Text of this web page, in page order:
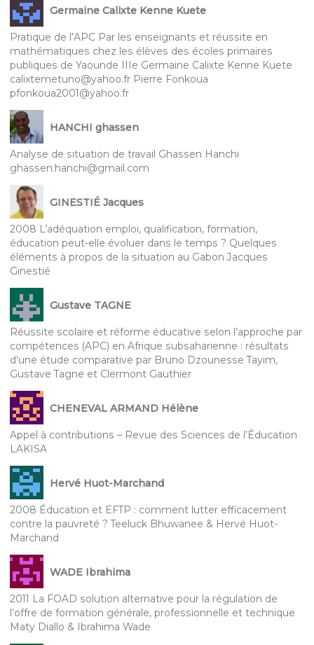
Germaine Calixte Kenne Kuete
Pratique de l’APC Par les enseignants et réussite en
mathématiques chez les élèves des écoles primaires
publiques de Yaounde IIIe Germaine Calixte Kenne Kuete
calixtemetuno@yahoo.fr Pierre Fonkoua
pfonkoua2001@yahoo.fr
HANCHI ghassen
Analyse de situation de travail Ghassen Hanchi
ghassen.hanchi@gmail.com
GINESTIÉ Jacques
2008 L’adéquation emploi, qualification, formation,
éducation peut-elle évoluer dans le temps ? Quelques
éléments à propos de la situation au Gabon Jacques
Ginestié
Gustave TAGNE
Réussite scolaire et réforme éducative selon l’approche par
compétences (APC) en Afrique subsaharienne : résultats
d’une étude comparative par Bruno Dzounesse Tayim,
Gustave Tagne et Clermont Gauthier
CHENEVAL ARMAND Hélène
Appel à contributions – Revue des Sciences de l’Éducation
LAKISA
Hervé Huot-Marchand
2008 Éducation et EFTP : comment lutter efficacement
contre la pauvreté ? Teeluck Bhuwanee & Hervé Huot-
Marchand
WADE Ibrahima
2011 La FOAD solution alternative pour la régulation de
l’offre de formation générale, professionnelle et technique
Maty Diallo & Ibrahima Wade